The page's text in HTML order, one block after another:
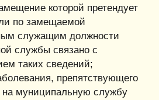
которой претендует
по замещаемой
служащим должности
службы связано с
таких сведений;
препятствующего
на муниципальную службу